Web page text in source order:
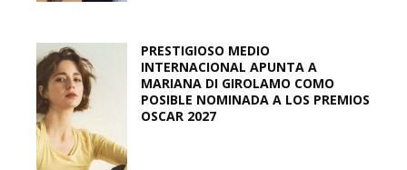
PRESTIGIOSO MEDIO
INTERNACIONAL APUNTA A
MARIANA DI GIROLAMO COMO
POSIBLE NOMINADA A LOS PREMIOS
OSCAR 2027